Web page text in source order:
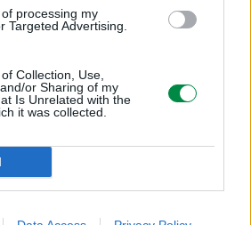
processing my
Targeted Advertising.
Collection, Use,
or Sharing of my
Is Unrelated with the
it was collected.
1 szt.
Toner Unison
Uzysk:
stron ISO/IEC 19798